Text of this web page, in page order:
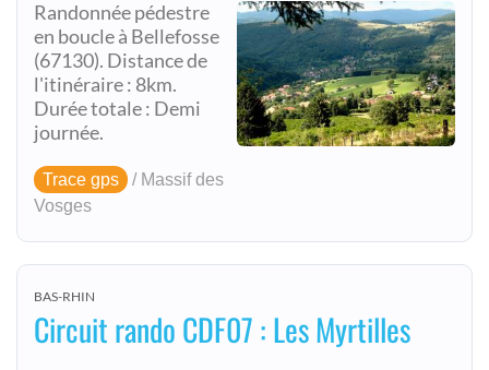
Randonnée pédestre
en boucle à Bellefosse
(67130). Distance de
l'itinéraire : 8km.
Durée totale : Demi
journée.
Trace gps
/ Massif des
Vosges
BAS-RHIN
Circuit rando CDF07 : Les Myrtilles